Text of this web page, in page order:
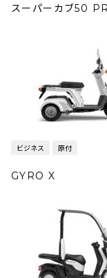
スーパーカブ50
ビジネス 原付
GYRO X